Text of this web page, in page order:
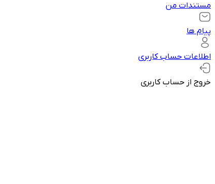
مستندات من
پیام ها
اطلاعات حساب کاربری
خروج از حساب کاربری